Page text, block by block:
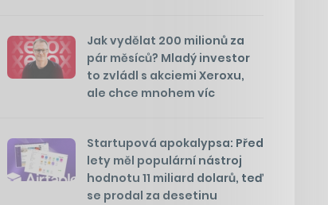
Jak vydělat 200 milionů za
pár měsíců? Mladý investor
to zvládl s akciemi Xeroxu,
ale chce mnohem víc
Startupová apokalypsa: Před
lety měl populární nástroj
hodnotu 11 miliard dolarů, teď
se prodal za desetinu